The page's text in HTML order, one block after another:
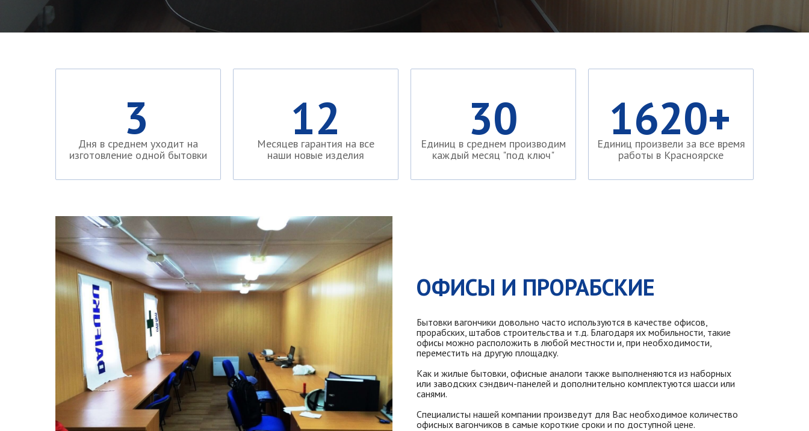
Mесяцев гарантия на все
наши новые изделия
12
Единиц в среднем производим
каждый месяц "под ключ"
30
Eдиниц произвели за все время
работы в Красноярске
1620+
3
Дня в среднем уходит на
изготовление одной бытовки
ОФИСЫ И ПРОРАБСКИЕ
Бытовки вагончики довольно часто используются в качестве офисов,
прорабских, штабов строительства и т.д. Благодаря их мобильности, такие
офисы можно расположить в любой местности и, при необходимости,
переместить на другую площадку.
Как и жилые бытовки, офисные аналоги также выполненяются из наборных
или заводских сэндвич-панелей и дополнительно комплектуются шасси или
санями.
Специалисты нашей компании произведут для Вас необходимое количество
офисных вагончиков в самые короткие сроки и по доступной цене.